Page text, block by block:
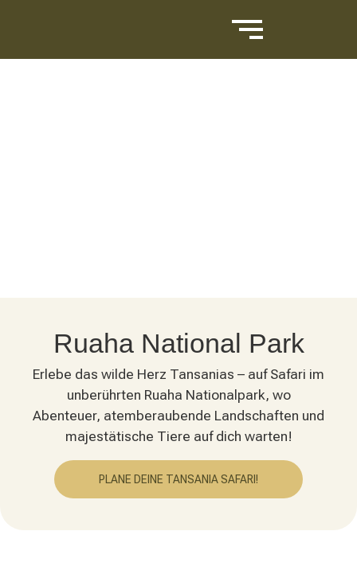
Ruaha National Park
Erlebe das wilde Herz Tansanias – auf Safari im
unberührten Ruaha Nationalpark, wo
Abenteuer, atemberaubende Landschaften und
majestätische Tiere auf dich warten!
PLANE DEINE TANSANIA SAFARI!